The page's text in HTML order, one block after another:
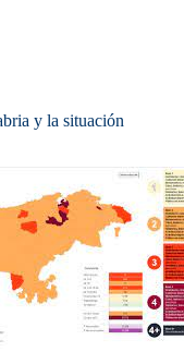
y la situación